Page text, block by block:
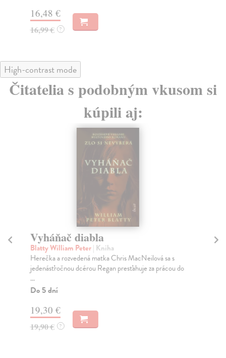
16,48 €
16,99 € ?
High-contrast mode
Čitatelia s podobným vkusom si
kúpili aj:
Vyháňač diabla
Blatty William Peter| Kniha
Herečka a rozvedená matka Chris MacNeilová sa s
jedenásťročnou dcérou Regan presťahuje za prácou do
...
Do 5 dní
19,30 €
19,90 € ?